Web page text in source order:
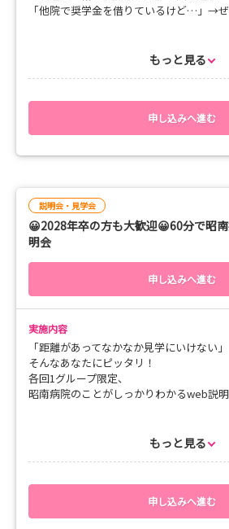
ください。
「今夏は地元に帰る予定がない」
そんな方にはweb説明会がおススメ！
限られ時間で昭南病院のことをしっ
2028年卒業予定、それ以降の方も見
◆こんな方からのご連絡お待ちして
になりたい！」
「どんな看護師を目指せばいいかわ
支えになりたい！」
「急性期も経験したい。でも急性期
「ペースの早い新人教育は不安。で
「他院で奨学金を借りているけど…」→
昭南病院の概要説明と院内案内の基本プロ
せっかくの機会、しっかり病院の事を知
そのため、お時間は2時間程度いただいて
_ _ _ _ _ _ _ _ _ _ _ _ _ _ _ _ _ _ _ _ _ _ _ _ _
＜ 昭南病院見学 ＞
時 間：ご相談に応じます
＜ 対象者 ＞
2027年3月卒業予定の方
2028年3月卒業予定の方
上記以外の方もご相談ください！
☑ マイナビ会員の方 → マイナビ看護学生
い。
い合わせください。
_ _ _ _ _ _ _ _ _ _ _ _ _ _ _ _ _ _ _ _ _ _ _ _
もっと見る
申し込みへ進む
説明会・見学会
😀2028年卒の方も大歓迎😀60分で昭
明会
申し込みへ進む
実施内容
「距離があってなかなか見学にいけない」
そんなあなたにピッタリ！
各回1グループ限定、
昭南病院のことがしっかりわかるweb説
昭南病院のこと、看護部のことだけでな
病院内もweb上でご案内します。
もっと見る
申し込みへ進む